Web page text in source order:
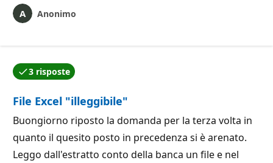
Anonimo
3 risposte
Una delle risposte è stata accettata dall'autore della
File Excel "illeggibile"
Buongiorno riposto la domanda per la terza volta in
quanto il quesito posto in precedenza si è arenato.
Leggo dall'estratto conto della banca un file e nel